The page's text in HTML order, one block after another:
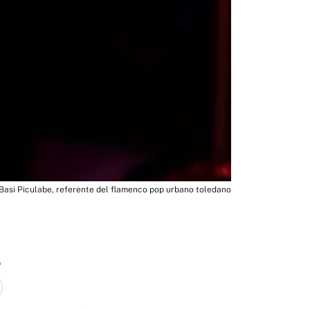
Basi Piculabe, referente del flamenco pop urbano toledano